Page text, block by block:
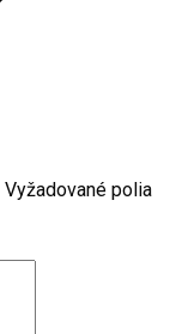
Vyžadované polia